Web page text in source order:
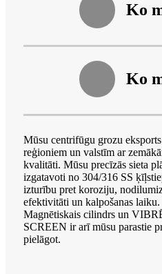
Ko
Ko
Mūsu centrifūgu grozu
reģioniem un valstīm ar
kvalitāti. Mūsu precīzās sieta
izgatavoti no 304/316 SS
izturību pret koroziju,
efektivitāti un kalpošanas laiku.
Magnētiskais cilindrs un
SCREEN ir arī mūsu parastie
pielāgot.